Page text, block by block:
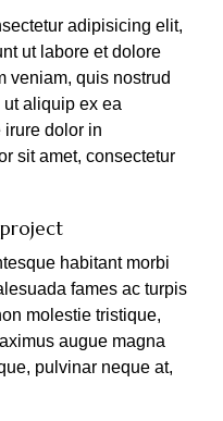
adipisicing elit,
ut labore et dolore
veniam, quis nostrud
aliquip ex ea
irure dolor in
sit amet, consectetur
habitant morbi
fames ac turpis
molestie tristique,
augue magna
pulvinar neque at,